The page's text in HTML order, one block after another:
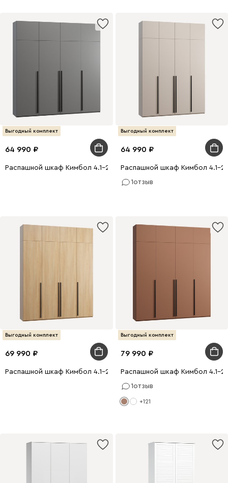
Выгодный комплект
64 990
Распашной шкаф Кимбол 4.1-240x250 Графитовый
Выгодный комплект
64 990
Распашной шкаф Кимбол 4.1-
1отзыв
Выгодный комплект
69 990
Распашной шкаф Кимбол 4.1-240x300 Дуб Барбера
Выгодный комплект
79 990
Распашной шкаф Кимбол 4.1-
1отзыв
+121